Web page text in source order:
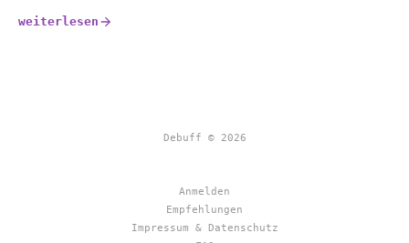
weiterlesen
Debuff © 2026
Anmelden
Empfehlungen
Impressum & Datenschutz